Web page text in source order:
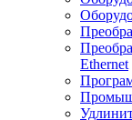
Ethernet